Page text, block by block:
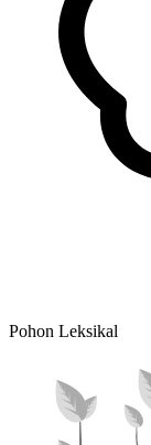
Pohon Leksikal